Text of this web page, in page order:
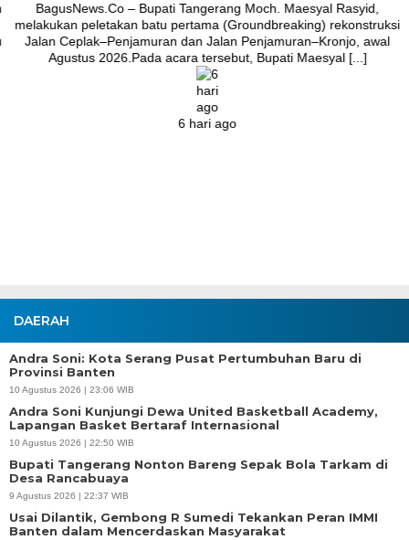
BagusNews.Co – Bupati Tangerang Moch. Maesyal Rasyid,
melakukan peletakan batu pertama (Groundbreaking) rekonstruksi
Jalan Ceplak–Penjamuran dan Jalan Penjamuran–Kronjo, awal
Agustus 2026.Pada acara tersebut, Bupati Maesyal [...]
6 hari ago
DAERAH
Andra Soni: Kota Serang Pusat Pertumbuhan Baru di
Provinsi Banten
10 Agustus 2026 | 23:06 WIB
Andra Soni Kunjungi Dewa United Basketball Academy,
Lapangan Basket Bertaraf Internasional
10 Agustus 2026 | 22:50 WIB
Bupati Tangerang Nonton Bareng Sepak Bola Tarkam di
Desa Rancabuaya
9 Agustus 2026 | 22:37 WIB
Usai Dilantik, Gembong R Sumedi Tekankan Peran IMMI
Banten dalam Mencerdaskan Masyarakat